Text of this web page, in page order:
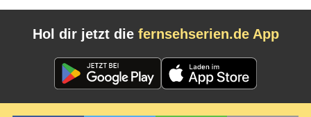
Hol dir jetzt die fernsehserien.de App